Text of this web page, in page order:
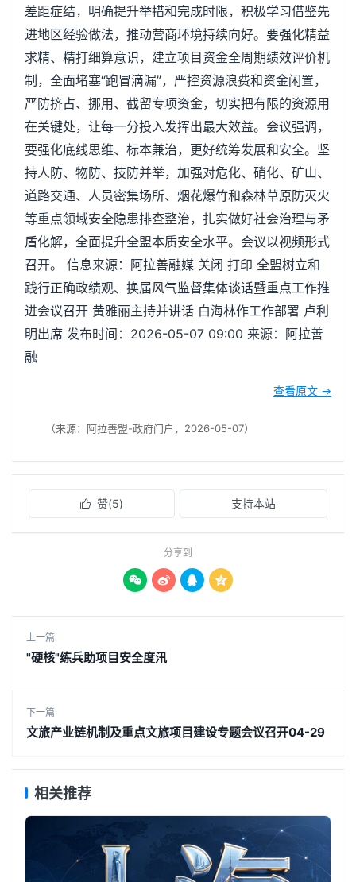
差距症结，明确提升举措和完成时限，积极学习借鉴先
进地区经验做法，推动营商环境持续向好。要强化精益
求精、精打细算意识，建立项目资金全周期绩效评价机
制，全面堵塞“跑冒滴漏”，严控资源浪费和资金闲置，
严防挤占、挪用、截留专项资金，切实把有限的资源用
在关键处，让每一分投入发挥出最大效益。会议强调，
要强化底线思维、标本兼治，更好统筹发展和安全。坚
持人防、物防、技防并举，加强对危化、硝化、矿山、
道路交通、人员密集场所、烟花爆竹和森林草原防灭火
等重点领域安全隐患排查整治，扎实做好社会治理与矛
盾化解，全面提升全盟本质安全水平。会议以视频形式
召开。 信息来源：阿拉善融媒 关闭 打印 全盟树立和
践行正确政绩观、换届风气监督集体谈话暨重点工作推
进会议召开 黄雅丽主持并讲话 白海林作工作部署 卢利
明出席 发布时间：2026-05-07 09:00 来源：阿拉善
融
查看原文 →
（来源：阿拉善盟-政府门户，2026-05-07）
 赞(5) 支持本站
分享到
   
上一篇
"硬核"练兵助项目安全度汛
下一篇
文旅产业链机制及重点文旅项目建设专题会议召开04-29
相关推荐